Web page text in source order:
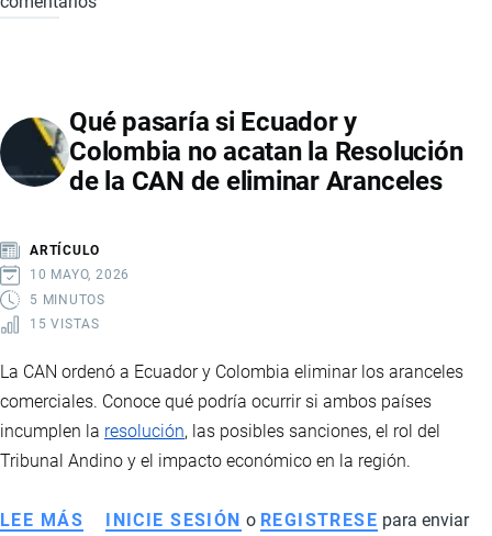
ECUADOR
Y
ESTADOS
SOBRETASAS
ARANCELARIAS
Qué pasaría si Ecuador y
Colombia no acatan la Resolución
de la CAN de eliminar Aranceles
ARTÍCULO
10 MAYO, 2026
5 MINUTOS
15 VISTAS
La CAN ordenó a Ecuador y Colombia eliminar los aranceles
comerciales. Conoce qué podría ocurrir si ambos países
incumplen la resolución, las posibles sanciones, el rol del
Tribunal Andino y el impacto económico en la región.
LEE MÁS SOBRE
INICIE SESIÓN o REGISTRESE para enviar